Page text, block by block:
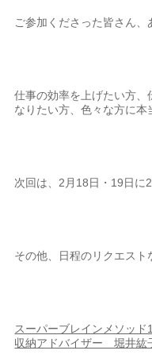
ご参加くださった皆さん、
仕事の効率を上げたい方、
なりたい方、色々な方に本
次回は、2月18日・19日に
その他、日程のリクエスト
スーパーブレインメソッ
収納アドバイザー 堀井